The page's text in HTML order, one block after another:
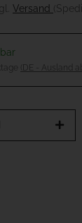
Versand
(DE - Ausland